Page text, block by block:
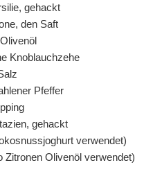
gehackt
den Saft
Knoblauchzehe
Pfeffer
gehackt
verwendet)
Zitronen Olivenöl verwendet)